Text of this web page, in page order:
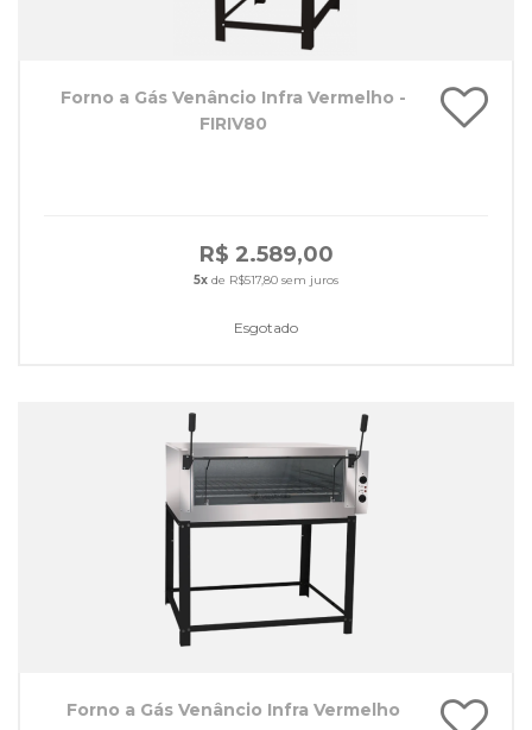
Forno a Gás Venâncio Infra Vermelho -
FIRIV80
R$ 2.589,00
5x de R$517,80 sem juros
Esgotado
Forno a Gás Venâncio Infra Vermelho